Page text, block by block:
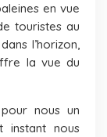
en vue
touristes au
l’horizon,
la vue du
nous un
instant nous